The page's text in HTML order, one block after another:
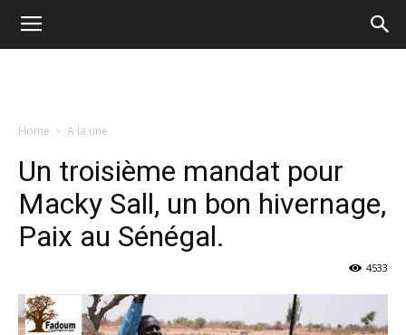
Home A la une
Un troisième mandat pour
Macky Sall, un bon hivernage,
Paix au Sénégal.
4533